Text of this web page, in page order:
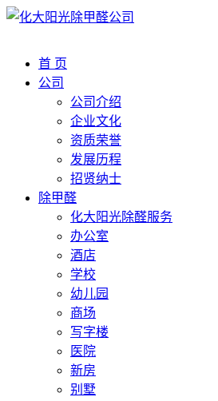
首 页
公司
公司介绍
企业文化
资质荣誉
发展历程
招贤纳士
除甲醛
化大阳光除醛服务
办公室
酒店
学校
幼儿园
商场
写字楼
医院
新房
别墅